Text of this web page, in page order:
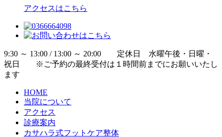
アクセスはこちら
9:30 ～ 13:00 / 13:00 ～ 20:00 定休日 水曜午後・日曜・
祝日 ※ご予約の最終受付は１時間前までにお願いいたし
ます
HOME
当院について
アクセス
診療案内
カサハラ式フットケア整体